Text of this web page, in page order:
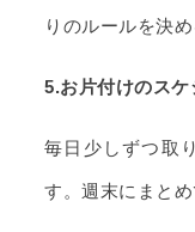
りのルールを決
5.お片付けのス
毎日少しずつ取
す。週末にまと